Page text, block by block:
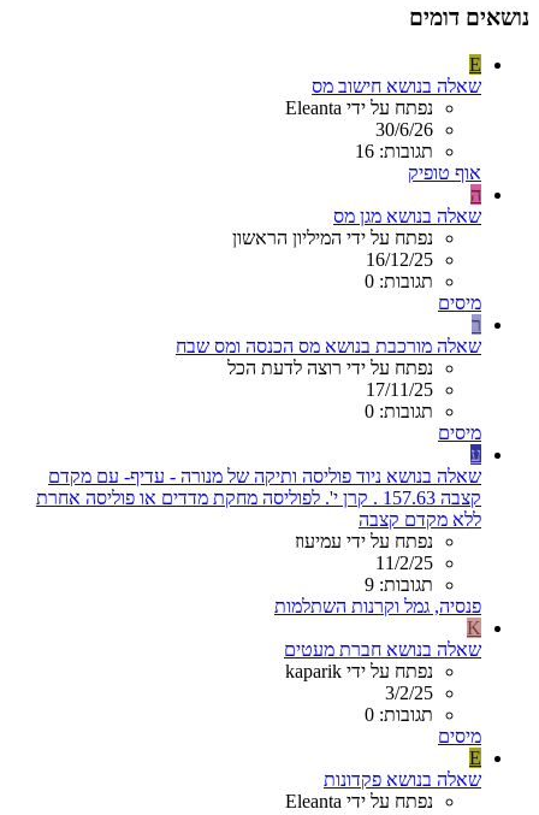
נושאים דומים
E
שאלה בנושא חישוב מס
נפתח על ידי Eleanta
30/6/26
תגובות: 16
אוף טופיק
ה
שאלה בנושא מגן מס
נפתח על ידי המיליון הראשון
16/12/25
תגובות: 0
מיסים
ר
שאלה מורכבת בנושא מס הכנסה ומס שבח
נפתח על ידי רוצה לדעת הכל
17/11/25
תגובות: 0
מיסים
ע
שאלה בנושא ניוד פוליסה ותיקה של מנורה - עדיף- עם מקדם
קצבה 157.63 . קרן י'. לפוליסה מחקת מדדים או פוליסה אחרת
ללא מקדם קצבה
נפתח על ידי עמיעוז
11/2/25
תגובות: 9
פנסיה, גמל וקרנות השתלמות
K
שאלה בנושא חברת מעטים
נפתח על ידי kaparik
3/2/25
תגובות: 0
מיסים
E
שאלה בנושא פקדונות
נפתח על ידי Eleanta